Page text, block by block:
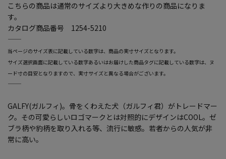
こちらの商品は通常のサイズより大きめな作りの商品になりま
す。
カタログ商品番号 1254-5210
―――――――――――――――――――――――
当ページのサイズ表に記載している数字は、商品の実寸サイズとなります。
サイズ選択画面に記載している数字あるいはお届けした商品タグに記載している数字は、ヌ
ード寸の目安となりますので、実寸サイズと異なる場合がございます。
―――――――――――――――――――――――
GALFY(ガルフィ)。骨をくわえた犬（ガルフィ君）がトレードマー
ク。その可愛らしいロゴマークとは対照的にデザインはCOOL。ゼ
ブラ柄や豹柄を取り入れる等、流行に敏感。若者からの人気が非
常に高い。